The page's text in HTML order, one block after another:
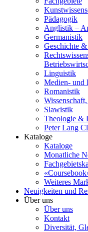
Pädagogik
Anglistik –
Germanistik
Geschichte
Linguistik
Medien- und
Romanistik
Slawistik
Theologie &
Peter Lang
Kataloge
Kataloge
Monatliche
Weiteres
Neuigkeiten und
Über uns
Über uns
Kontakt
Diversität,